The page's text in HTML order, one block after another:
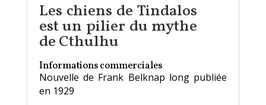
Les chiens de Tindalos
est un pilier du mythe
de Cthulhu
Informations commerciales
Nouvelle de Frank Belknap long publiée
en 1929